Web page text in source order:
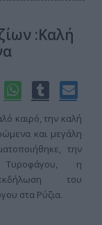
:Καλή
καιρό, την καλή
και μεγάλη
την
η
του
στα Ρύζια.